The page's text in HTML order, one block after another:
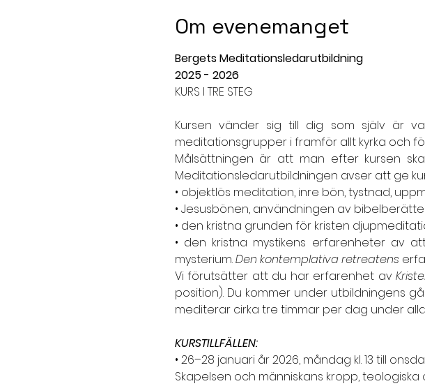
Om evenemanget
Bergets Meditationsledarutbildning
2025 - 2026
KURS I TRE STEG
Kursen vänder sig till dig som själv är
meditationsgrupper i framför allt kyrka och
Målsättningen är att man efter kursen
Meditationsledarutbildningen avser att ge
• objektlös meditation, inre bön, tystnad,
• Jesusbönen, användningen av
• den kristna grunden för kristen
• den kristna mystikens erfarenheter av
mysterium. Den kontemplativa retreatens
Vi förutsätter att du har erfarenhet av
position). Du kommer under utbildningens
mediterar cirka tre timmar per dag under
KURSTILLFÄLLEN:
• 26–28 januari år 2026, måndag kl. 13 till
Skapelsen och människans kropp,